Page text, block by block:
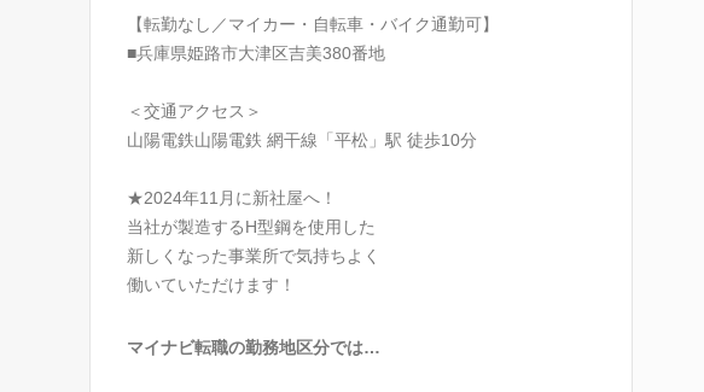
【転勤なし／マイカー・自転車・バイク通勤可】
■兵庫県姫路市大津区吉美380番地
＜交通アクセス＞
山陽電鉄山陽電鉄 網干線「平松」駅 徒歩10分
★2024年11月に新社屋へ！
当社が製造するH型鋼を使用した
新しくなった事業所で気持ちよく
働いていただけます！
マイナビ転職の勤務地区分では…